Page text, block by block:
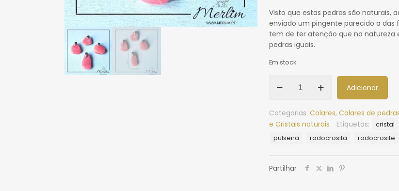
Visto que estas pedras são naturais,
enviado um pingente parecido a das
tem de ter atenção que na natureza
pedras iguais.
Em stock
Adicionar
Categorias: Colares, Colares de
e Cristais naturais
Etiquetas: cristal
pulseira
rodocrosita rodocrosite
Partilhar